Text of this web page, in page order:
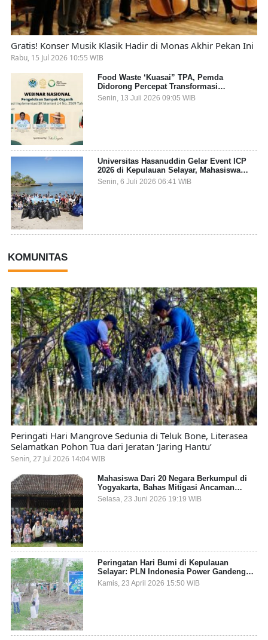
Gratis! Konser Musik Klasik Hadir di Monas Akhir Pekan Ini
Rabu, 15 Jul 2026 10:55 WIB
Food Waste ‘Kuasai” TPA, Pemda
Didorong Percepat Transformasi
Pengelolaan Sampah Organik dari Sumber
Senin, 13 Juli 2026 09:05 WIB
Universitas Hasanuddin Gelar Event ICP
2026 di Kepulauan Selayar, Mahasiswa
dari 27 Negara Jadi Partisipan
Senin, 6 Juli 2026 06:41 WIB
KOMUNITAS
Peringati Hari Mangrove Sedunia di Teluk Bone, Literasea
Selamatkan Pohon Tua dari Jeratan ‘Jaring Hantu’
Senin, 27 Jul 2026 14:04 WIB
Mahasiswa Dari 20 Negara Berkumpul di
Yogyakarta, Bahas Mitigasi Ancaman
Kesehatan Global
Selasa, 23 Juni 2026 19:19 WIB
Peringatan Hari Bumi di Kepulauan
Selayar: PLN Indonesia Power Gandeng
Pemda dan Komunitas, Giatkan Restorasi
Mangrove
Kamis, 23 April 2026 15:50 WIB